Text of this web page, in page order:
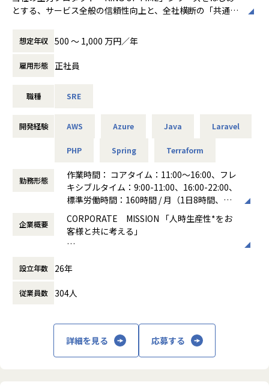
められる方
・AI時代にも市場価値を高められるエンジニアを目指したい
たものを正確に作る力」だけでなく
り求められていきます。
ステム開発に携わりながら
SEへ成長していただきたいと考えています。
開発者として手を動かすだけでなく顧客の課題を理解し技術
で解決策を形にする。
そんな“価値を生み出すエンジニア”を目指したい方からのご
応募をお待ちしています！
会社の規定に準ずる
した品質管理体制の構築が求められています。
これらの課題に対し、目の前の対処にとどまらず「Why（な
から向き合うことを、私たちは大切にしています。
新規機能開発の他、拡張性を見据えた設計レビュー等を通じ
と連携しながらチーム全体がその問いに集中し、価値創出に
■業務内容（一例）
・クラウド物流プラットフォーム（WMS）の設計・開発・運
ビジネスサイドやPdMと協働した、要件定義などの上流工
程からの参画
エンジニアリング視点に基づく機能価値の仮説立案から効
コープの最適化
・中長期の成長を見据えた技術・仕様的負債の解消
拡張性と保守性を担保するための、システム構造の見直し
とリファクタリング
とする、サービス全般の信頼性向上と、全社横断の「共通技
す。
■具体的な業務内容
社内の各プロダクトチームに対し、SREのプラクティスを浸
術基盤の構築・改善を担っていただきます。
・サービスごとに最適化された基盤を俯瞰し、共通基盤とし
・SLO/SLIの策定支援、Datadog等を用いた可観測性の構
2. 開発プロセスの自動化・トイル削減
・CI/CDパイプラインの整備、Terraform等を用いたIaCの推
・開発チームが自律的に運用まで完結できるような支援施
策。
・最新技術をキャッチアップし、AIを用いた運用自動化等の
3. 信頼性文化の醸成
・ポストモーテムのファシリテーションを通じたBlameless
Culture（非難のない文化）の定着。
・開発・インフラ間のサイロを解消する技術的コミュニケー
枝雀組織構成・雰囲気
想定年収 500 〜 1,000 万円／年
雇用形態 正社員
職種 SRE
開発経験 AWS Azure Java Laravel
PHP Spring Terraform
勤務形態
作業時間： コアタイム：11:00～16:00、フレ
キシブルタイム：9:00-11:00、16:00-22:00、
標準労働時間：160時間 / 月（1日8時間、稼
働き方：フレックス制（コアタイムあり）
時間外労働の有無： 有（月平均20時間）
企業概要
CORPORATE MISSION 「人時生産性*をお
客様と共に考える」
勤怠管理から給与支払いまでにかかる時間を
ト」に紐づく様々なデータを活用できる創造
的業務への転換を支援
設立年数 26年
従業員数 304人
詳細を見る 応募する